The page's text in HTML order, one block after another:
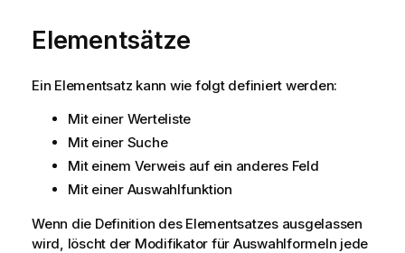
Elementsätze
Ein Elementsatz kann wie folgt definiert werden:
Mit einer Werteliste
Mit einer Suche
Mit einem Verweis auf ein anderes Feld
Mit einer Auswahlfunktion
Wenn die Definition des Elementsatzes ausgelassen
wird, löscht der Modifikator für Auswahlformeln jede